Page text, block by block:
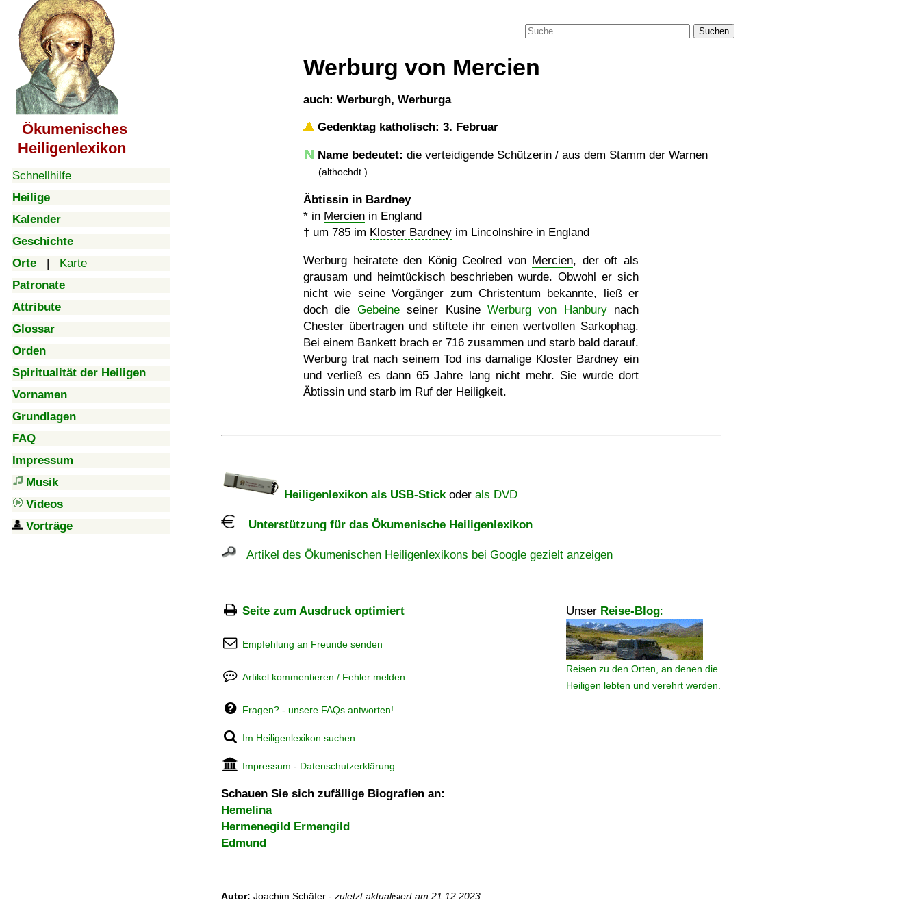
Ökumenisches
Heiligenlexikon
Schnellhilfe
Heilige
Kalender
Geschichte
Orte | Karte
Patronate
Attribute
Glossar
Orden
Spiritualität der Heiligen
Vornamen
Grundlagen
FAQ
Impressum
Musik
Videos
Vorträge
Suchen
Werburg von Mercien
auch: Werburgh, Werburga
Gedenktag katholisch: 3. Februar
Name bedeutet: die verteidigende Schützerin / aus dem Stamm der Warnen
(althochdt.)
Äbtissin in Bardney
* in Mercien in England
† um 785 im Kloster Bardney im Lincolnshire in England
Werburg heiratete den König Ceolred von Mercien, der oft als
grausam und heimtückisch beschrieben wurde. Obwohl er sich
nicht wie seine Vorgänger zum Christentum bekannte, ließ er
doch die Gebeineseiner Kusine Werburg von Hanburynach
Chester übertragen und stiftete ihr einen wertvollen Sarkophag.
Bei einem Bankett brach er 716 zusammen und starb bald darauf.
Werburg trat nach seinem Tod ins damalige Kloster Bardney ein
und verließ es dann 65 Jahre lang nicht mehr. Sie wurde dort
Äbtissin und starb im Ruf der Heiligkeit.
Heiligenlexikon als USB-Stickoder als DVD
Unterstützung für das Ökumenische Heiligenlexikon
Artikel des Ökumenischen Heiligenlexikons bei Google gezielt anzeigen
Seite zum Ausdruck optimiert Unser Reise-Blog:
Reisen zu den Orten, an denen die
Heiligen lebten und verehrt werden.
Empfehlung an Freunde senden
Artikel kommentieren / Fehler melden
Fragen? - unsere FAQs antworten!
Im Heiligenlexikon suchen
Impressum - Datenschutzerklärung
Schauen Sie sich zufällige Biografien an:
Hemelina
Hermenegild Ermengild
Edmund
Autor: Joachim Schäfer - zuletzt aktualisiert am 21.12.2023